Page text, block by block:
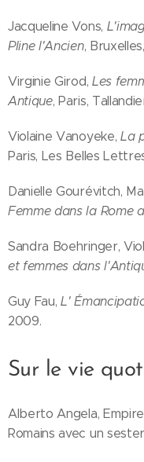
Jacqueline Vons,
Pline l'Ancien,
Virginie Girod, Les
Antique, Paris,
Violaine Vanoyeke, La
Paris, Les Belles
Danielle Gourévitch,
Femme dans la Rome
Sandra Boehringer,
et femmes dans
Guy Fau,L'
2009.
Sur le vie
Alberto Angela,
Romains avec un